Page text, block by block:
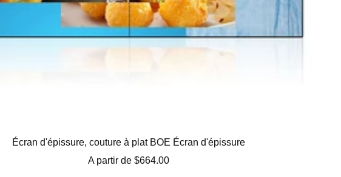
Écran d'épissure, couture à plat BOE Écran d'épissure
Prix
A partir de $664.00